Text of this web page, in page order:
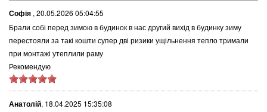
Софія , 20.05.2026 05:04:55
Брали собі перед зимою в будинок в нас другий вихід в будинку зиму
перестояли за такі кошти супер дві ризики ущільнення тепло тримали
при монтажі утеплили раму
Рекомендую
Анатолій, 18.04.2025 15:35:08